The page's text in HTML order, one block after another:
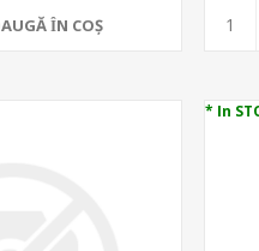
ȊN COŞ
* In